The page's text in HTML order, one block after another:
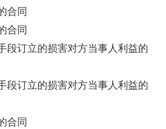
合同
合同
订立的损害对方当事人利益的
订立的损害对方当事人利益的
合同